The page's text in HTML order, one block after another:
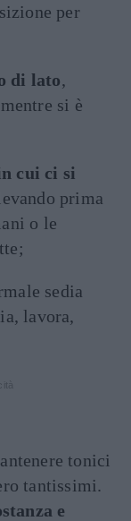
per
di lato,
si è
cui ci si
prima
o le
sedia
lavora,
tonici
tantissimi.
e